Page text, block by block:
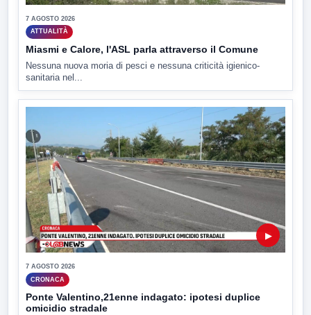
7 AGOSTO 2026
ATTUALITÀ
Miasmi e Calore, l'ASL parla attraverso il Comune
Nessuna nuova moria di pesci e nessuna criticità igienico-
sanitaria nel...
▶
7 AGOSTO 2026
CRONACA
Ponte Valentino,21enne indagato: ipotesi duplice
omicidio stradale